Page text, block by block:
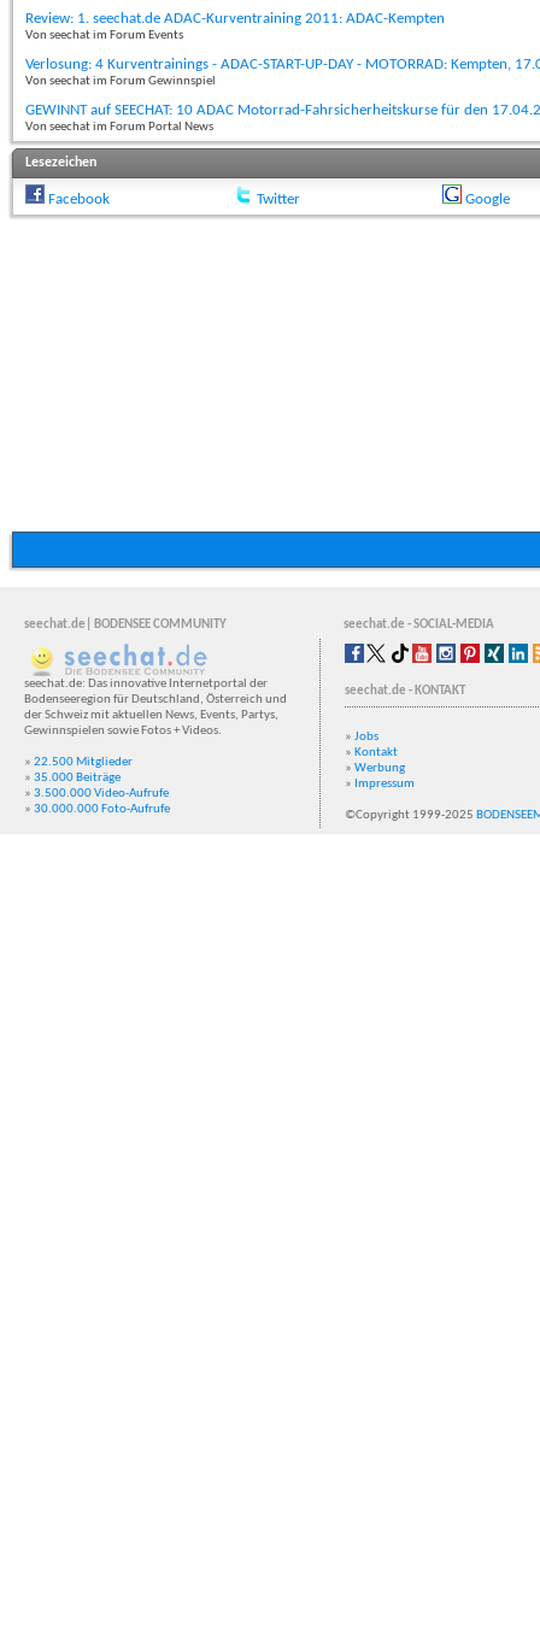
Review: 1. seechat.de ADAC-Kurventraining 2011: ADAC-Kempten
Von seechat im Forum Events
Verlosung: 4 Kurventrainings - ADAC-START-UP-DAY - MOTORRAD: Kempten,
Von seechat im Forum Gewinnspiel
GEWINNT auf SEECHAT: 10 ADAC Motorrad-Fahrsicherheitskurse für den
Von seechat im Forum Portal News
Lesezeichen
Facebook Twitter Google
seechat.de| BODENSEE COMMUNITY seechat.de - SOCIAL-MEDIA
seechat.de: Das innovative Internetportal der
Bodenseeregion für Deutschland, Österreich und
der Schweiz mit aktuellen News, Events, Partys,
Gewinnspielen sowie Fotos + Videos.
» 22.500 Mitglieder
» 35.000 Beiträge
» 3.500.000 Video-Aufrufe
» 30.000.000 Foto-Aufrufe
seechat.de - KONTAKT
» Jobs
» Kontakt
» Werbung
» Impressum
©Copyright 1999-2025